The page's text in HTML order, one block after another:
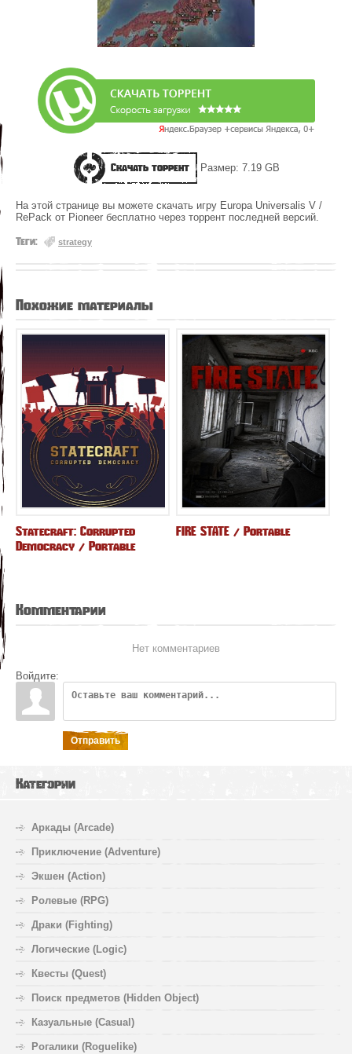
Скачать торрент Размер: 7.19 GB
На этой странице вы можете скачать игру Europa Universalis V /
RePack от Pioneer бесплатно через торрент последней версий.
Теги: strategy
Похожие материалы
Statecraft: Corrupted
Democracy / Portable
FIRE STATE / Portable
Комментарии
Нет комментариев
Войдите:
Отправить
Категории
Аркады (Arcade)
Приключение (Adventure)
Экшен (Action)
Ролевые (RPG)
Драки (Fighting)
Логические (Logic)
Квесты (Quest)
Поиск предметов (Hidden Object)
Казуальные (Casual)
Рогалики (Roguelike)